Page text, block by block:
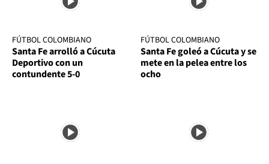
FÚTBOL COLOMBIANO
Santa Fe arrolló a Cúcuta
Deportivo con un
contundente 5-0
FÚTBOL COLOMBIANO
Santa Fe goleó a Cúcuta y se
mete en la pelea entre los
ocho